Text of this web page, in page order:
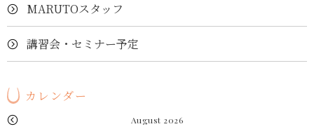
MARUTOスタッフ
講習会・セミナー予定
カレンダー
August 2026